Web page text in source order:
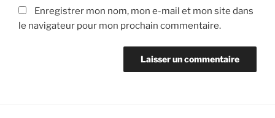
Enregistrer mon nom, mon e-mail et mon site dans
le navigateur pour mon prochain commentaire.